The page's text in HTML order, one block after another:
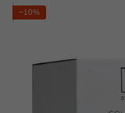
−10%